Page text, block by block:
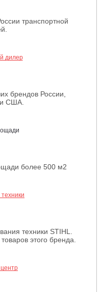
транспортной
брендов России,
США.
более 500 м2
техники STIHL.
этого бренда.